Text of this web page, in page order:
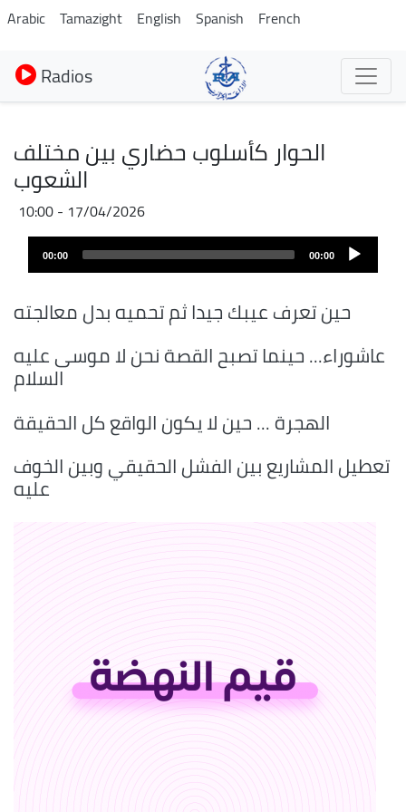
Aller
au
contenu
principal
Arabic Tamazight English Spanish French
Radios
الحوار كأسلوب حضاري بين مختلف
الشعوب
17/04/2026 - 10:00
00:00
00:00
حين تعرف عيبك جيدا ثم تحميه بدل معالجته
عاشوراء... حينما تصبح القصة نحن لا موسى عليه
السلام
الهجرة ... حين لا يكون الواقع كل الحقيقة
تعطيل المشاريع بين الفشل الحقيقي وبين الخوف
عليه